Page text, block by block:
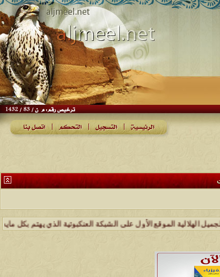
الأول على الشبكة العنكبوتية الذي يهتم بكل مايخدم قبيلة